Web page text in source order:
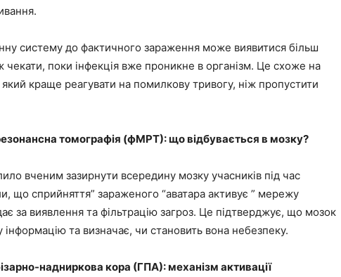
систему до фактичного зараження може виявитися більш
чекати, поки інфекція вже проникне в організм. Це схоже на
краще реагувати на помилкову тривогу, ніж пропустити
томографія (фМРТ): що відбувається в мозку?
вченим зазирнути всередину мозку учасників під час
що сприйняття” зараженого “аватара активує ” мережу
за виявлення та фільтрацію загроз. Це підтверджує, що мозок
інформацію та визначає, чи становить вона небезпеку.
надниркова кора (ГПА): механізм активації